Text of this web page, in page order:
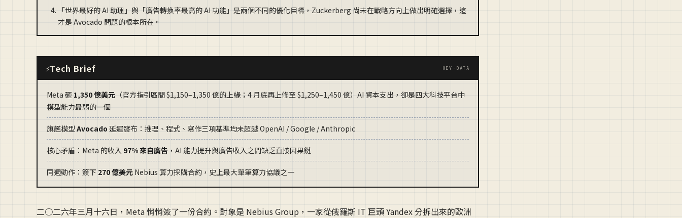
「世界最好的 AI 助理」與「廣告轉換率最高的 AI 功能」是兩個不同的優化目標，Zuckerberg 尚未在戰略方向上做出明確選擇，這
才是 Avocado 問題的根本所在。
⚡Tech Brief KEY·DATA
Meta 砸 1,350 億美元 （官方指引區間 $1,150–1,350 億的上緣；4 月底再上修至 $1,250–1,450 億）AI 資本支出，卻是四大科技平台中
模型能力最弱的一個
旗艦模型 Avocado 延遲發布：推理、程式、寫作三項基準均未超越 OpenAI / Google / Anthropic
核心矛盾：Meta 的收入 97% 來自廣告 ，AI 能力提升與廣告收入之間缺乏直接因果鏈
同週動作：簽下 270 億美元 Nebius 算力採購合約，史上最大單筆算力協議之一
二○二六年三月十六日，Meta 悄悄簽了一份合約。對象是 Nebius Group，一家從俄羅斯 IT 巨頭 Yandex 分拆出來的歐洲